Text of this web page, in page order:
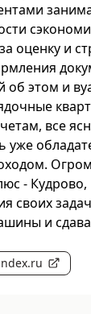
оценку и
об этом и
все
уже
-
своих
и